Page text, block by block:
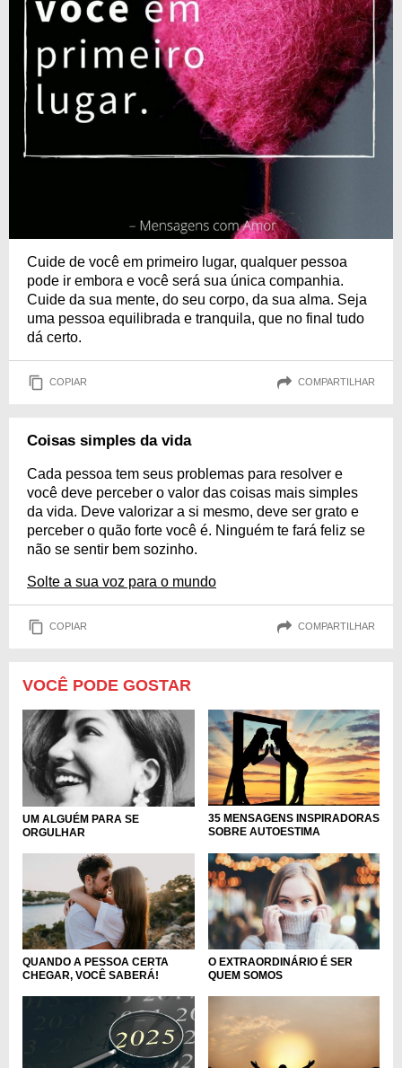
Cuide de você em primeiro lugar, qualquer pessoa
pode ir embora e você será sua única companhia.
Cuide da sua mente, do seu corpo, da sua alma. Seja
uma pessoa equilibrada e tranquila, que no final tudo
dá certo.
COPIAR COMPARTILHAR
Coisas simples da vida
Cada pessoa tem seus problemas para resolver e
você deve perceber o valor das coisas mais simples
da vida. Deve valorizar a si mesmo, deve ser grato e
perceber o quão forte você é. Ninguém te fará feliz se
não se sentir bem sozinho.
Solte a sua voz para o mundo
COPIAR COMPARTILHAR
VOCÊ PODE GOSTAR
UM ALGUÉM PARA SE
ORGULHAR
35 MENSAGENS INSPIRADORAS
SOBRE AUTOESTIMA
QUANDO A PESSOA CERTA
CHEGAR, VOCÊ SABERÁ!
O EXTRAORDINÁRIO É SER
QUEM SOMOS